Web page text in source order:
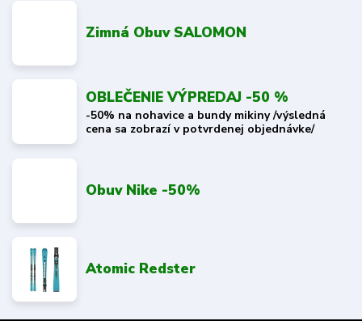
Zimná Obuv SALOMON
OBLEČENIE VÝPREDAJ -50 %
-50% na nohavice a bundy mikiny /výsledná
cena sa zobrazí v potvrdenej objednávke/
Obuv Nike -50%
Atomic Redster